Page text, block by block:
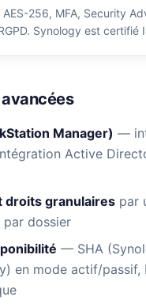
256, MFA, Security
Synology est certifié
Manager) —
Active
droits granulaires par
dossier
— SHA
en mode actif/passif,